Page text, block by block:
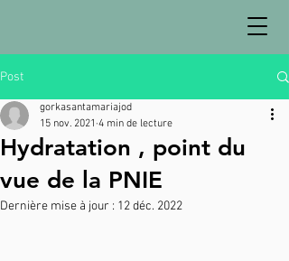
Post
Hydratation , point du
vue de la PNIE
gorkasantamariajod
15 nov. 2021 4 min de lecture
Dernière mise à jour : 12 déc. 2022